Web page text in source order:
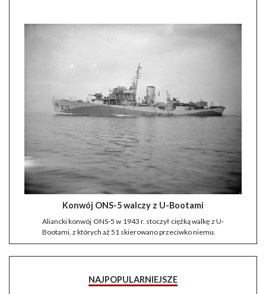
Konwój ONS-5 walczy z U-Bootami
Aliancki konwój ONS-5 w 1943 r. stoczył ciężką walkę z U-
Bootami, z których aż 51 skierowano przeciwko niemu.
NAJPOPULARNIEJSZE